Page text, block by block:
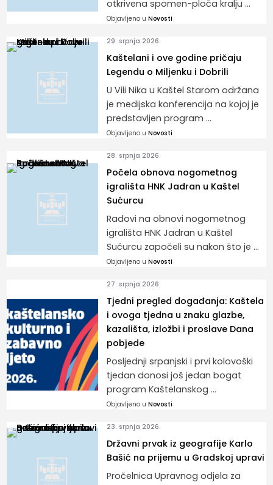
otkrivena spomen-ploča kralju ...
Objavljeno uNovosti
29. srpnja 2026.
Kaštelani i ove godine pričaju
Legendu o Miljenku i Dobrili
U Vili Nika u Kaštel Starom održana
je medijska konferencija na kojoj je
predstavljen program ...
Objavljeno uNovosti
28. srpnja 2026.
Počela obnova nogometnog
igrališta HNK Jadran u Kaštel
Sućurcu
Radovi na obnovi nogometnog
igrališta HNK Jadran u Kaštel
Sućurcu započeli su nakon što je ...
Objavljeno uNovosti
27. srpnja 2026.
Tjedni pregled događanja: Kaštela
i ovoga tjedna u znaku glazbe,
kazališta, izložbi i proslave Dana
pobjede
Posljednji srpanjski i prvi kolovoški
tjedan donosi još jedan bogat
program Kaštelanskog ...
Objavljeno uNovosti
23. srpnja 2026.
Državni prvak iz geografije Karlo
Bašić na prijemu u Gradskoj upravi
Pročelnica Upravnog odjela za